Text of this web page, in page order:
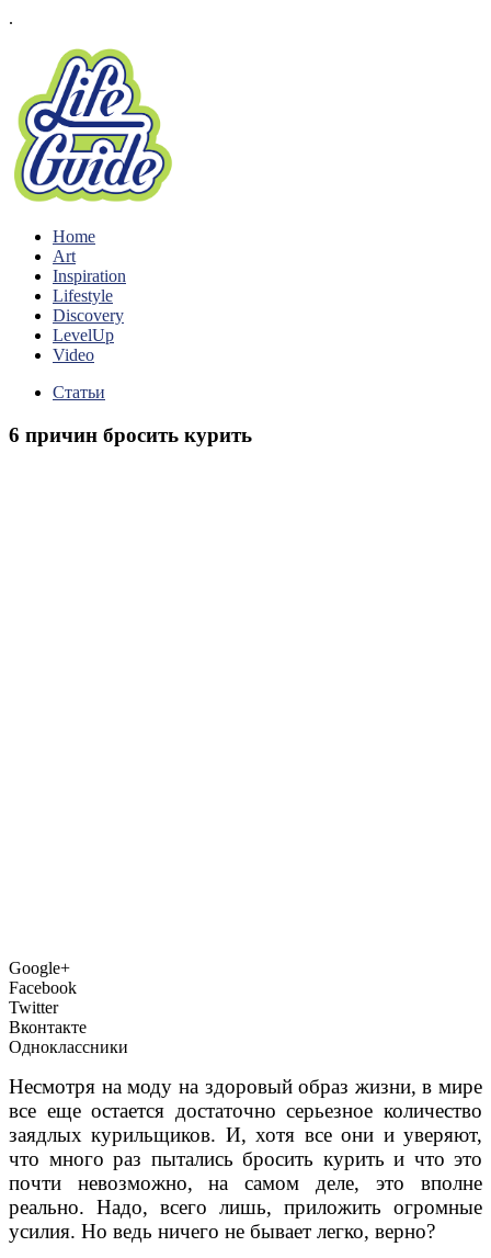
.
Home
Art
Inspiration
Lifestyle
Discovery
LevelUp
Video
Статьи
6 причин бросить курить
Google+
Facebook
Twitter
Вконтакте
Одноклассники
Несмотря на моду на здоровый образ жизни, в мире
все еще остается достаточно серьезное количество
заядлых курильщиков. И, хотя все они и уверяют,
что много раз пытались бросить курить и что это
почти невозможно,
на самом деле, это вполне
реально. Надо, всего лишь, приложить огромные
усилия. Но ведь ничего не бывает легко, верно?